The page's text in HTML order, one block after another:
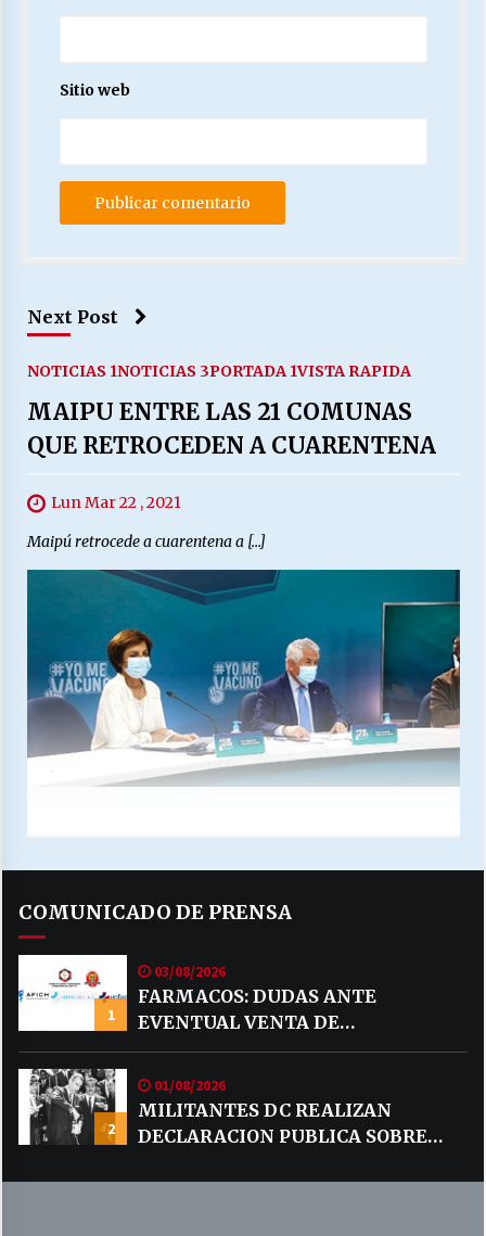
Sitio web
Next Post
NOTICIAS 1NOTICIAS 3PORTADA 1VISTA RAPIDA
MAIPU ENTRE LAS 21 COMUNAS
QUE RETROCEDEN A CUARENTENA
Lun Mar 22 , 2021
Maipú retrocede a cuarentena a […]
COMUNICADO DE PRENSA
1
03/08/2026
FARMACOS: DUDAS ANTE
EVENTUAL VENTA DE
MEDICAMENTOS POR MERCADO
LIBRE
2
01/08/2026
MILITANTES DC REALIZAN
DECLARACION PUBLICA SOBRE